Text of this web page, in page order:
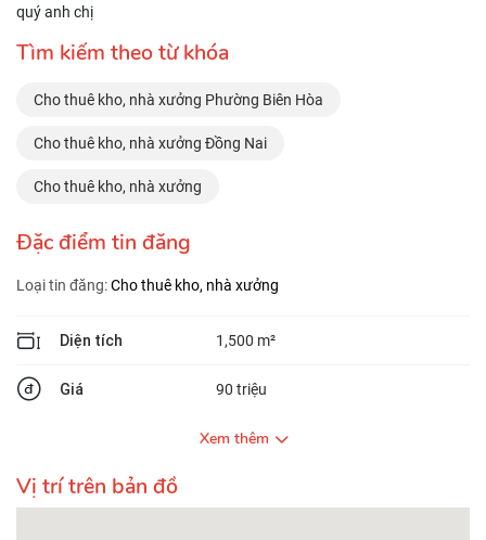
quý anh chị
Tìm kiếm theo từ khóa
Cho thuê kho, nhà xưởng Phường Biên Hòa
Cho thuê kho, nhà xưởng Đồng Nai
Cho thuê kho, nhà xưởng
Đặc điểm tin đăng
Loại tin đăng:Cho thuê kho, nhà xưởng
Diện tích 1,500 m²
Giá 90 triệu
Xem thêm
Vị trí trên bản đồ